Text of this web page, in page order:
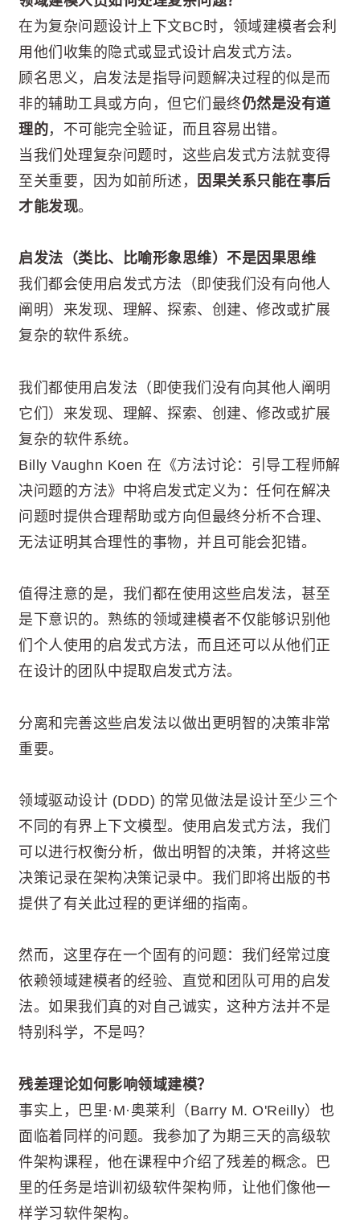
在为复杂问题设计上下文BC时，领域建模者会利
用他们收集的隐式或显式设计启发式方法。
顾名思义，启发法是指导问题解决过程的似是而
非的辅助工具或方向，但它们最终仍然是没有道
理的，不可能完全验证，而且容易出错。
当我们处理复杂问题时，这些启发式方法就变得
至关重要，因为如前所述，
因果关系只能在事后
才能发现。
启发法（类比、比喻形象思维）不是因果思维
我们都会使用启发式方法（即使我们没有向他人
阐明）来发现、理解、探索、创建、修改或扩展
复杂的软件系统。
我们都使用启发法（即使我们没有向其他人阐明
它们）来发现、理解、探索、创建、修改或扩展
复杂的软件系统。
Billy Vaughn Koen 在《方法讨论：引导工程师解
决问题的方法》中将启发式定义为：任何在解决
问题时提供合理帮助或方向但最终分析不合理、
无法证明其合理性的事物，并且可能会犯错。
值得注意的是，我们都在使用这些启发法，甚至
是下意识的。熟练的领域建模者不仅能够识别他
们个人使用的启发式方法，而且还可以从他们正
在设计的团队中提取启发式方法。
分离和完善这些启发法以做出更明智的决策非常
重要。
领域驱动设计 (DDD) 的常见做法是设计至少三个
不同的有界上下文模型。使用启发式方法，我们
可以进行权衡分析，做出明智的决策，并将这些
决策记录在架构决策记录中。我们即将出版的书
提供了有关此过程的更详细的指南。
然而，这里存在一个固有的问题：我们经常过度
依赖领域建模者的经验、直觉和团队可用的启发
法。如果我们真的对自己诚实，这种方法并不是
特别科学，不是吗？
残差理论如何影响领域建模？
事实上，巴里·M·奥莱利（Barry M. O'Reilly）也
面临着同样的问题。我参加了为期三天的高级软
件架构课程，他在课程中介绍了残差的概念。巴
里的任务是培训初级软件架构师，让他们像他一
样学习软件架构。